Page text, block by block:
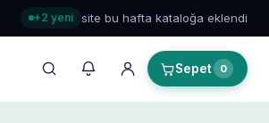
+2 yeni site bu hafta kataloğa eklendi
Sepet 0